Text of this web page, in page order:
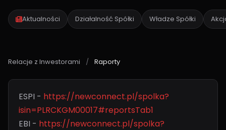
Aktualności Działalność Spółki Władze Spółki
Relacje z Inwestorami / Raporty
ESPI - https://newconnect.pl/spolka?
isin=PLRCKGM00017#reportsTab1
EBI - https://newconnect.pl/spolka?